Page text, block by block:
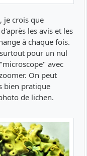
je crois que
les avis et les
à chaque fois.
pour un nul
avec
On peut
bien pratique
de lichen.